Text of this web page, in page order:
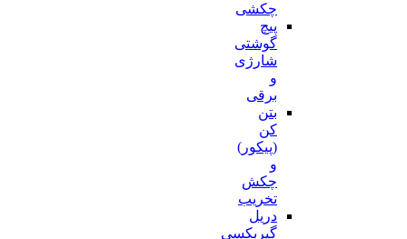
چکشی
گوشتی
شارژی
(پیکور)
چکش
تخریب
دریل
گیربکسی